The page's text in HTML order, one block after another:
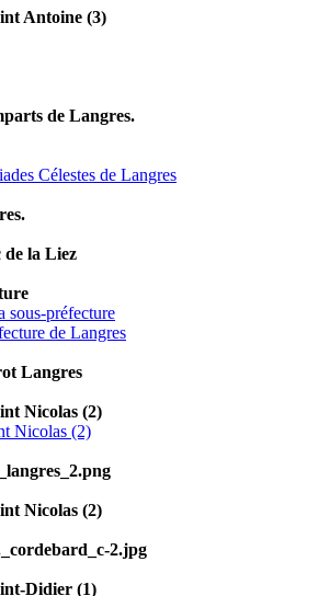
Antoine (3)
de Langres.
Célestes de Langres
de la Liez
sous-préfecture
de Langres
Langres
Nicolas (2)
Nicolas (2)
Nicolas (2)
2.jpg
Didier (1)